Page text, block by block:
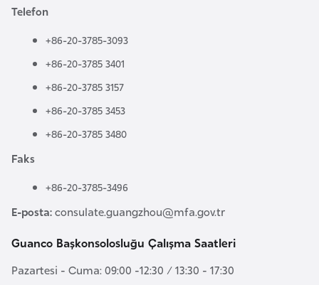
Telefon
+86-20-3785-3093
+86-20-3785 3401
+86-20-3785 3157
+86-20-3785 3453
+86-20-3785 3480
Faks
+86-20-3785-3496
E-posta:consulate.guangzhou@mfa.gov.tr
Guanco Başkonsolosluğu Çalışma Saatleri
Pazartesi - Cuma: 09:00 -12:30 / 13:30 - 17:30
a
e
a
n